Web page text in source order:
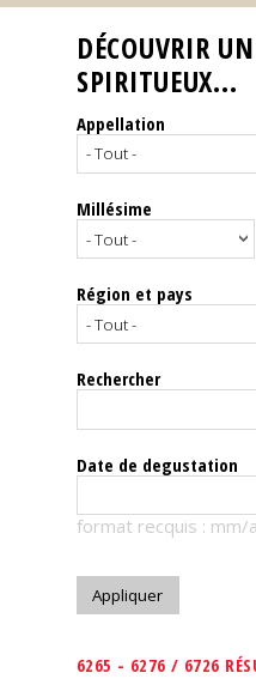
Reportages
Nos
Spiritueux
Notes
dégustation
Le
magazine
Télécharger
DÉCOUVRIR
SPIRITUEUX...
Appellation
Millésime
Région et pays
Rechercher
Date de degustation
format recquis : mm/
6265 - 6276 / 6726